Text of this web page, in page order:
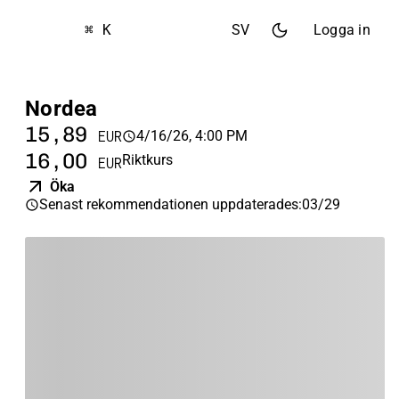
⌘ K SV Logga in
Nordea
15,89 EUR 4/16/26, 4:00 PM
16,00 EURRiktkurs
Öka
Senast rekommendationen uppdaterades:03/29